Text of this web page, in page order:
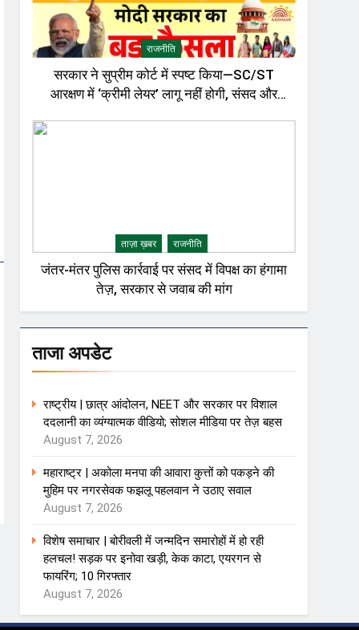
राजनीति
सरकार ने सुप्रीम कोर्ट में स्पष्ट किया—SC/ST
आरक्षण में ‘क्रीमी लेयर’ लागू नहीं होगी, संसद और
ताज़ा ख़बर राजनीति
जंतर-मंतर पुलिस कार्रवाई पर संसद में विपक्ष का हंगामा
तेज़, सरकार से जवाब की मांग
ताजा अपडेट
राष्ट्रीय | छात्र आंदोलन, NEET और सरकार पर विशाल
ददलानी का व्यंग्यात्मक वीडियो; सोशल मीडिया पर तेज़ बहस
August 7, 2026
महाराष्ट्र | अकोला मनपा की आवारा कुत्तों को पकड़ने की
मुहिम पर नगरसेवक फझलू पहलवान ने उठाए सवाल
August 7, 2026
विशेष समाचार | बोरीवली में जन्मदिन समारोहों में हो रही
हलचल! सड़क पर इनोवा खड़ी, केक काटा, एयरगन से
फायरिंग; 10 गिरफ्तार
August 7, 2026